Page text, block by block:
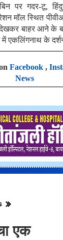
पर गदर-टू,
मॉल स्थित
बाहर आने के
में एकलिंगनाथ के
Facebook,
News
एक